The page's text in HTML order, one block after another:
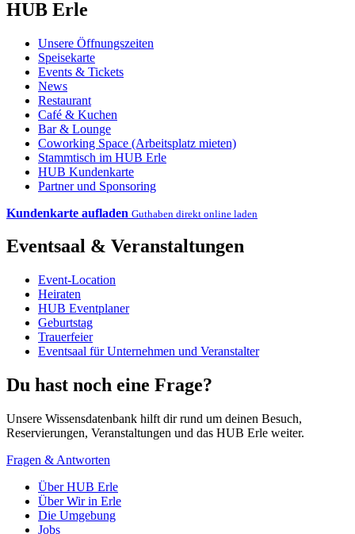
HUB Erle
Unsere Öffnungszeiten
Speisekarte
Events & Tickets
News
Restaurant
Café & Kuchen
Bar & Lounge
Coworking Space (Arbeitsplatz mieten)
Stammtisch im HUB Erle
HUB Kundenkarte
Partner und Sponsoring
Kundenkarte aufladen Guthaben direkt online laden
Eventsaal & Veranstaltungen
Event-Location
Heiraten
HUB Eventplaner
Geburtstag
Trauerfeier
Eventsaal für Unternehmen und Veranstalter
Du hast noch eine Frage?
Unsere Wissensdatenbank hilft dir rund um deinen Besuch,
Reservierungen, Veranstaltungen und das HUB Erle weiter.
Fragen & Antworten
Über HUB Erle
Über Wir in Erle
Die Umgebung
Jobs